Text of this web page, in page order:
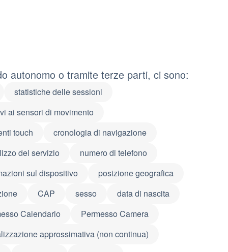
autonomo o tramite terze parti, ci sono:
statistiche delle sessioni
ai sensori di movimento
touch
cronologia di navigazione
del servizio
numero di telefono
sul dispositivo
posizione geografica
CAP sesso
data di nascita
Calendario
Permesso Camera
approssimativa (non continua)